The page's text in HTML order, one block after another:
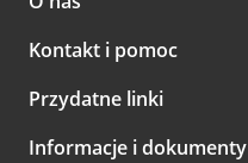
Kontakt i pomoc
Przydatne linki
Informacje i dokumenty